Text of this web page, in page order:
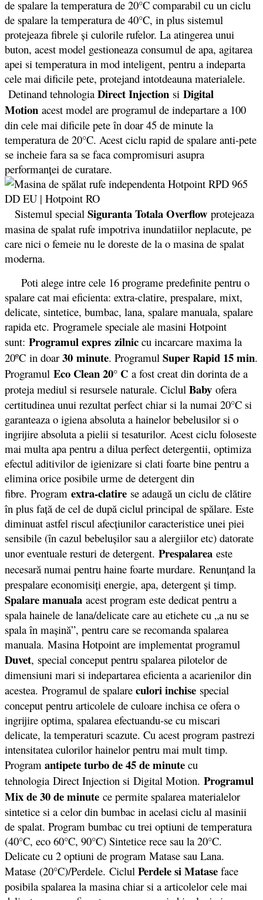
de spalare la temperatura de 20°C comparabil cu un ciclu
de spalare la temperatura de 40°C, in plus sistemul
protejeaza fibrele și culorile rufelor. La atingerea unui
buton, acest model gestioneaza consumul de apa, agitarea
apei si temperatura in mod inteligent, pentru a indeparta
cele mai dificile pete, protejand intotdeauna materialele.
Detinand tehnologia Direct Injection si Digital
Motion acest model are programul de indepartare a 100
din cele mai dificile pete în doar 45 de minute la
temperatura de 20°C. Acest ciclu rapid de spalare anti-pete
se incheie fara sa se faca compromisuri asupra
performanței de curatare.
Sistemul special Siguranta TotalaOverflow protejeaza
masina de spalat rufe impotriva inundatiilor neplacute, pe
care nici o femeie nu le doreste de la o masina de spalat
moderna.
Poti alege intre cele 16 programe predefinite pentru o
spalare cat mai eficienta: extra-clatire, prespalare, mixt,
delicate, sintetice, bumbac, lana, spalare manuala, spalare
rapida etc. Programele speciale ale masini Hotpoint
sunt: Programul expres zilnic cu incarcare maxima la
20ºC in doar 30 minute. Programul Super Rapid 15 min.
Programul Eco Clean 20° C a fost creat din dorinta de a
proteja mediul si resursele naturale. Ciclul Baby ofera
certitudinea unui rezultat perfect chiar si la numai 20°C si
garanteaza o igiena absoluta a hainelor bebelusilor si o
ingrijire absoluta a pielii si tesaturilor. Acest ciclu foloseste
mai multa apa pentru a dilua perfect detergentii, optimiza
efectul aditivilor de igienizare si clati foarte bine pentru a
elimina orice posibile urme de detergent din
fibre. Program extra-clatire se adaugă un ciclu de clătire
în plus faţă de cel de după ciclul principal de spălare. Este
diminuat astfel riscul afecţiunilor caracteristice unei piei
sensibile (în cazul bebeluşilor sau a alergiilor etc) datorate
unor eventuale resturi de detergent. Prespalarea este
necesară numai pentru haine foarte murdare. Renunţand la
prespalare economisiţi energie, apa, detergent şi timp.
Spalare manuala acest program este dedicat pentru a
spala hainele de lana/delicate care au etichete cu „a nu se
spala în maşină”, pentru care se recomanda spalarea
manuala. Masina Hotpoint are implementat programul
Duvet, special conceput pentru spalarea pilotelor de
dimensiuni mari si indepartarea eficienta a acarienilor din
acestea. Programul de spalare culori inchise special
conceput pentru articolele de culoare inchisa ce ofera o
ingrijire optima, spalarea efectuandu-se cu miscari
delicate, la temperaturi scazute. Cu acest program pastrezi
intensitatea culorilor hainelor pentru mai mult timp.
Program antipete turbo de 45 de minute cu
tehnologia Direct Injection si Digital Motion. Programul
Mix de 30 de minute ce permite spalarea materialelor
sintetice si a celor din bumbac in acelasi ciclu al masinii
de spalat. Program bumbac cu trei optiuni de temperatura
(40°C, eco 60°C, 90°C) Sintetice rece sau la 20°C.
Delicate cu 2 optiuni de program Matase sau Lana.
Matase (20°C)/Perdele. Ciclul Perdele si Matase face
posibila spalarea la masina chiar si a articolelor cele mai